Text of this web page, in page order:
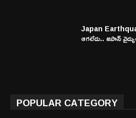
Japan
ఆగలేదు.. జపాన్
POPULAR CATEGORY